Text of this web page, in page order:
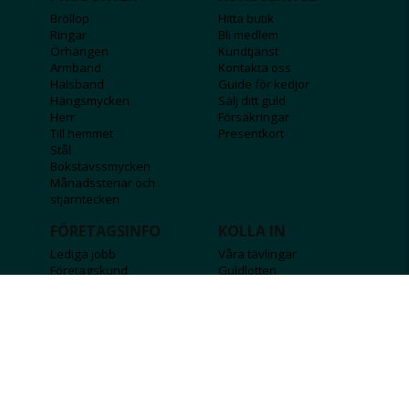
Bröllop
Ringar
Örhängen
Armband
Halsband
Hängsmycken
Herr
Till hemmet
Stål
Bokstavssmycken
Månadsstenar och
stjärntecken
Hitta butik
Bli medlem
Kundtjänst
Kontakta oss
Guide för kedjor
Sälj ditt guld
Försäkringar
Presentkort
FÖRETAGSINFO
Lediga jobb
Företagskund
KOLLA IN
Våra tävlingar
Guldlotten